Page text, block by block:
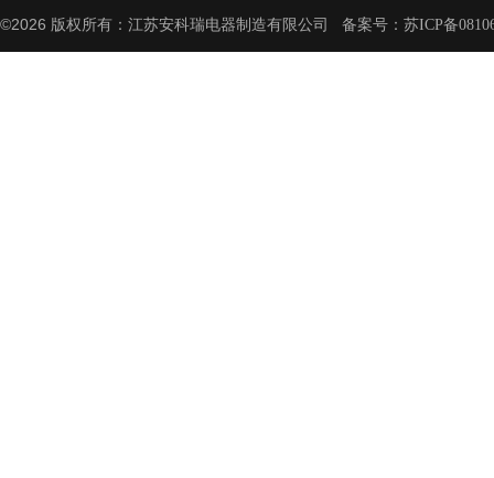
©2026 版权所有：江苏安科瑞电器制造有限公司 备案号： 苏ICP备